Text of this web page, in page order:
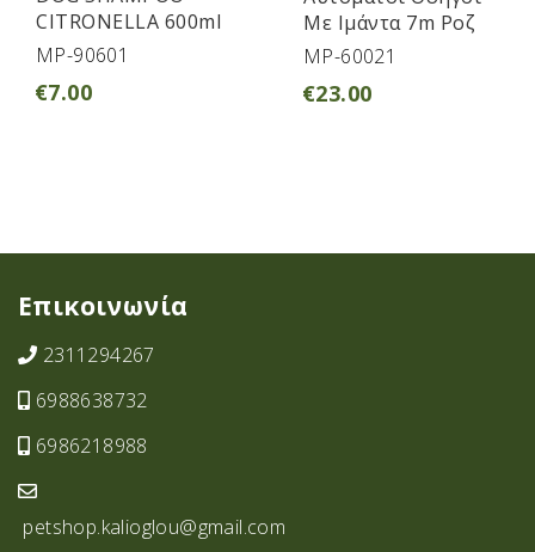
CITRONELLA 600ml
MP-90601
€7.00
Με Ιμάντα 7m Ροζ
MP-60021
€23.00
Επικοινωνία
2311294267
6988638732
6986218988
petshop.kalioglou@gmail.com